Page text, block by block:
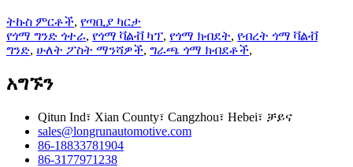
ትኩስ ምርቶች, የጣቢያ ካርታ
የጎማ ግንድ ጎተራ, የጎማ ቫልቭ ካፕ, የጎማ ክብደት, የብረት ጎማ ቫልቭ
ግንድ, ሁለት ፖስት ማንሻዎች, ግራጫ ጎማ ክብደቶች,
አግኙን
Qitun Ind፣ Xian County፣ Cangzhou፣ Hebei፣ ቻይና
sales@longrunautomotive.com
86-18833781904
86-3177971238